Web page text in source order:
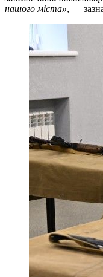
нашого міста», —